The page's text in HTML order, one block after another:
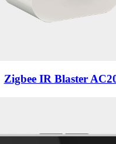
Zigbee IR Blaster